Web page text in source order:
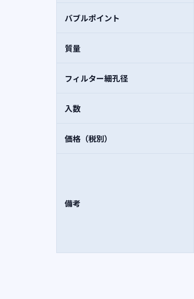
バブルポイント
質量
フィルター細孔径
入数
価格（税別）
備考